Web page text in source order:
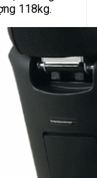
118kg.